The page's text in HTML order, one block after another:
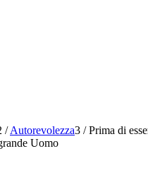
/ Autorevolezza3 / Prima di
Uomo